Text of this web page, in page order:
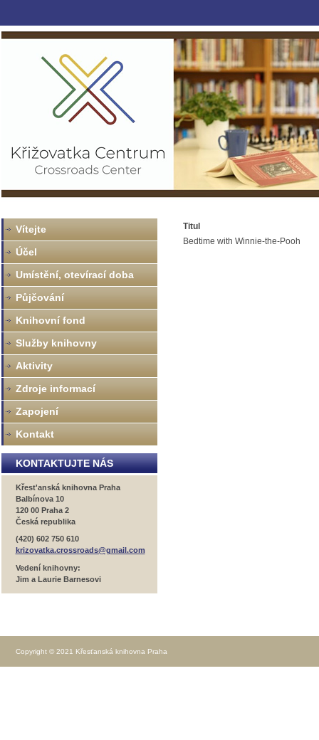
Titul
Bedtime with Winnie-the-Pooh
Vítejte
Účel
Umístění, otevírací doba
Půjčování
Knihovní fond
Služby knihovny
Aktivity
Zdroje informací
Zapojení
Kontakt
KONTAKTUJTE NÁS
Křest'anská knihovna Praha
Balbínova 10
120 00 Praha 2
Česká republika
(420) 602 750 610
krizovatka.crossroads@gmail.com
Vedení knihovny:
Jim a Laurie Barnesovi
Copyright © 2021 Křesťanská knihovna Praha